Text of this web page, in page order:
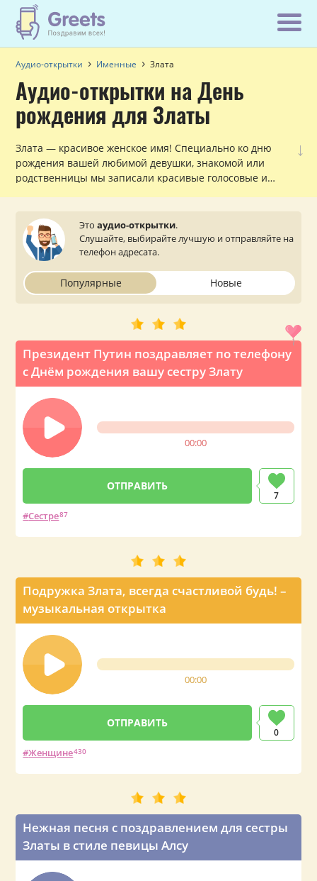
Аудио-открытки Именные Злата
Аудио-открытки на День
рождения для Златы
↓
Злата — красивое женское имя! Специально ко дню
рождения вашей любимой девушки, знакомой или
родственницы мы записали красивые голосовые и
мобильный телефон.
Этоаудио-открытки.
Слушайте, выбирайте лучшую и отправляйте на
телефон адресата.
Популярные Новые
Президент Путин поздравляет по телефону
с Днём рождения вашу сестру Злату
00:00
7
Сестре87
Подружка Злата, всегда счастливой будь! –
музыкальная открытка
00:00
0
Женщине430
Нежная песня с поздравлением для сестры
Златы в стиле певицы Алсу